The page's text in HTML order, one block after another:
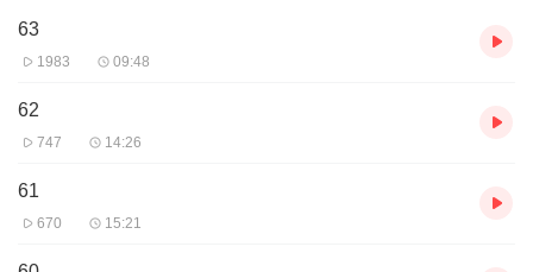
63
1983 09:48
62
747 14:26
61
670 15:21